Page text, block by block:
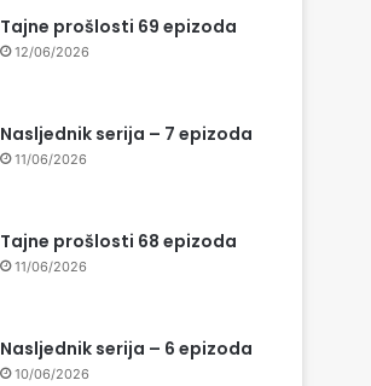
Tajne prošlosti 69 epizoda
12/06/2026
Nasljednik serija – 7 epizoda
11/06/2026
Tajne prošlosti 68 epizoda
11/06/2026
Nasljednik serija – 6 epizoda
10/06/2026